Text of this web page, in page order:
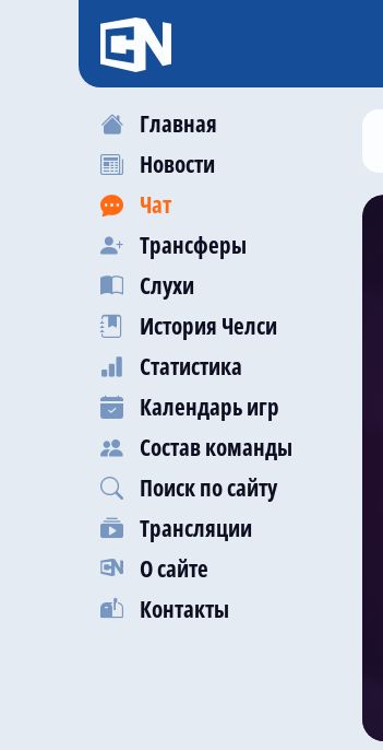
Главная
Новости
Чат
Трансферы
Слухи
История Челси
Статистика
Календарь игр
Состав команды
Поиск по сайту
Трансляции
О сайте
Контакты